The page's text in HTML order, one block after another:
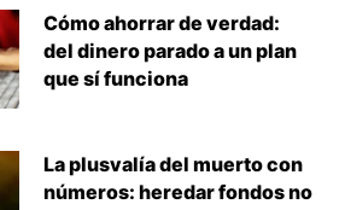
Cómo ahorrar de verdad:
del dinero parado a un plan
que sí funciona
La plusvalía del muerto con
números: heredar fondos no